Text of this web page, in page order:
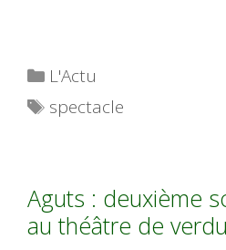
Catégories
L'Actu
Étiquettes
spectacle
Aguts : deuxième
au théâtre de